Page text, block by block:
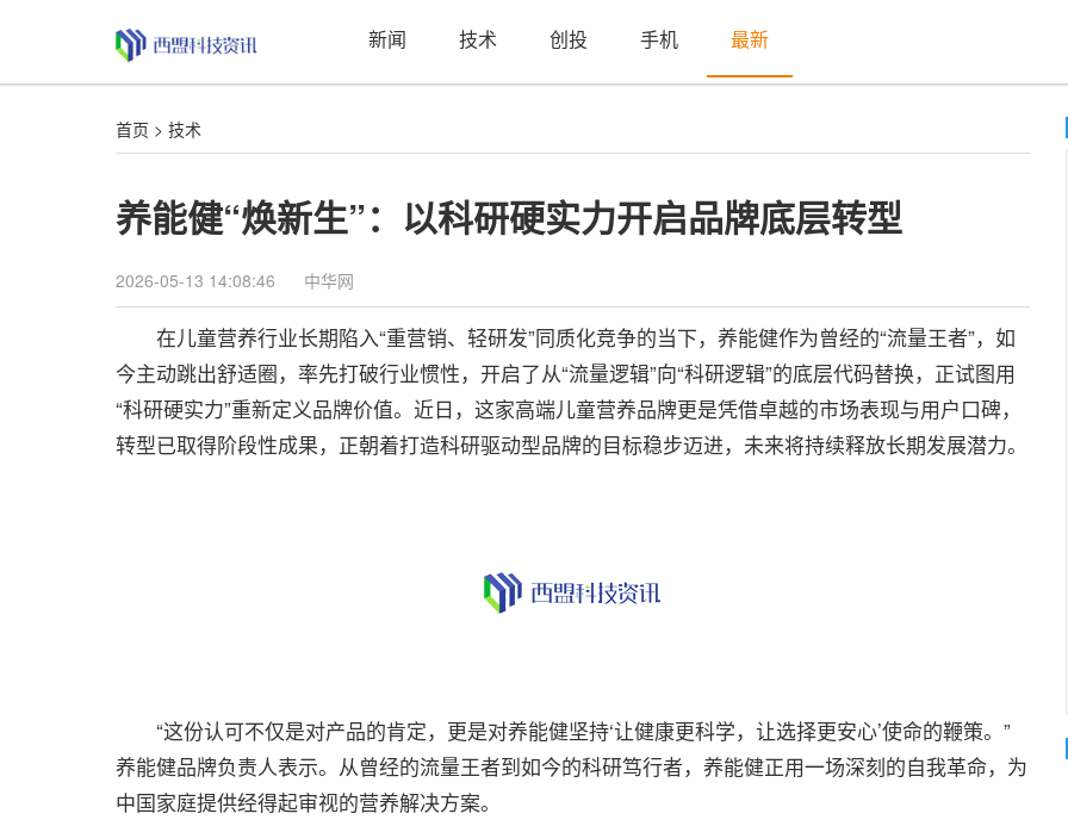
新闻 技术 创投 手机 最新
首页 > 技术
养能健“焕新生”：以科研硬实力开启品牌底层转型
2026-05-13 14:08:46 中华网
在儿童营养行业长期陷入“重营销、轻研发”同质化竞争的当下，养能健作为曾经的“流量王者”，如
今主动跳出舒适圈，率先打破行业惯性，开启了从“流量逻辑”向“科研逻辑”的底层代码替换，正试图用
“科研硬实力”重新定义品牌价值。近日，这家高端儿童营养品牌更是凭借卓越的市场表现与用户口碑，
转型已取得阶段性成果，正朝着打造科研驱动型品牌的目标稳步迈进，未来将持续释放长期发展潜力。
“这份认可不仅是对产品的肯定，更是对养能健坚持‘让健康更科学，让选择更安心’使命的鞭策。”
养能健品牌负责人表示。从曾经的流量王者到如今的科研笃行者，养能健正用一场深刻的自我革命，为
中国家庭提供经得起审视的营养解决方案。